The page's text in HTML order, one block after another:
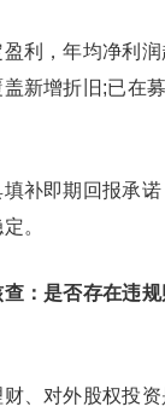
利，年均净利
新增折旧;已在
补即期回报承
。
：是否存在违
财、对外股权投